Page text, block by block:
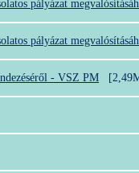
pályázat
pályázat
- VSZ PM